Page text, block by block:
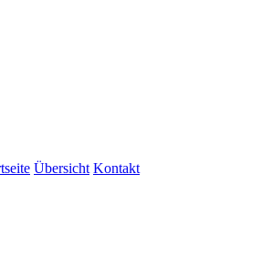
Übersicht Kontakt